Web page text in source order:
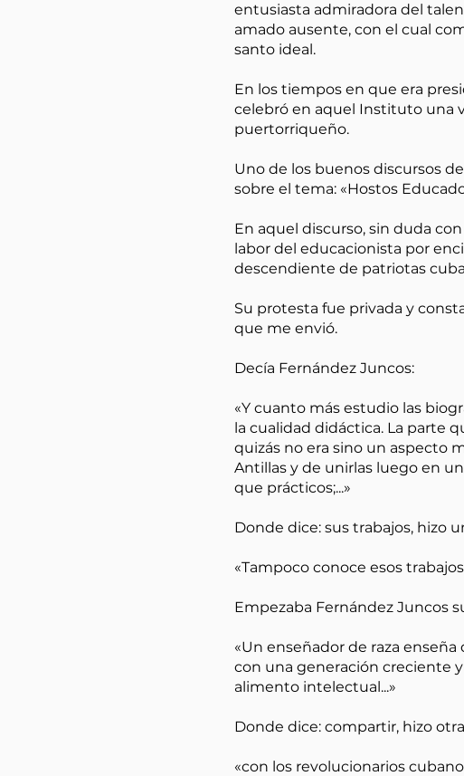
entusiasta admiradora del
amado ausente, con el cual
santo ideal.
En los tiempos en que era
celebró en aquel Instituto una
puertorriqueño.
Uno de los buenos discursos
sobre el tema: «Hostos
En aquel discurso, sin duda
labor del educacionista por
descendiente de patriotas
Su protesta fue privada y
que me envió.
Decía Fernández Juncos:
«Y cuanto más estudio las
la cualidad didáctica. La parte
quizás no era sino un aspecto
Antillas y de unirlas luego en
que prácticos;...»
Donde dice: sus trabajos, hizo
«Tampoco conoce esos
Empezaba Fernández Juncos
«Un enseñador de raza
con una generación creciente
alimento intelectual...»
Donde dice: compartir, hizo
«con los revolucionarios